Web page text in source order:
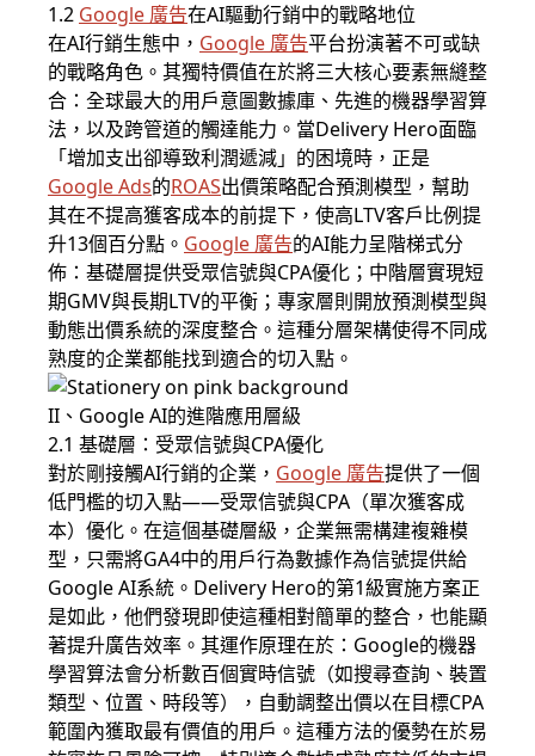
1.2 Google 廣告在AI驅動行銷中的戰略地位
在AI行銷生態中， Google 廣告平台扮演著不可或缺
的戰略角色。其獨特價值在於將三大核心要素無縫整
合：全球最大的用戶意圖數據庫、先進的機器學習算
法，以及跨管道的觸達能力。當Delivery Hero面臨
「增加支出卻導致利潤遞減」的困境時，正是
Google Ads的ROAS出價策略配合預測模型，幫助
其在不提高獲客成本的前提下，使高LTV客戶比例提
升13個百分點。 Google 廣告的AI能力呈階梯式分
佈：基礎層提供受眾信號與CPA優化；中階層實現短
期GMV與長期LTV的平衡；專家層則開放預測模型與
動態出價系統的深度整合。這種分層架構使得不同成
熟度的企業都能找到適合的切入點。
II、Google AI的進階應用層級
2.1 基礎層：受眾信號與CPA優化
對於剛接觸AI行銷的企業， Google 廣告提供了一個
低門檻的切入點——受眾信號與CPA（單次獲客成
本）優化。在這個基礎層級，企業無需構建複雜模
型，只需將GA4中的用戶行為數據作為信號提供給
Google AI系統。Delivery Hero的第1級實施方案正
是如此，他們發現即使這種相對簡單的整合，也能顯
著提升廣告效率。其運作原理在於：Google的機器
學習算法會分析數百個實時信號（如搜尋查詢、裝置
類型、位置、時段等），自動調整出價以在目標CPA
範圍內獲取最有價值的用戶。這種方法的優勢在於易